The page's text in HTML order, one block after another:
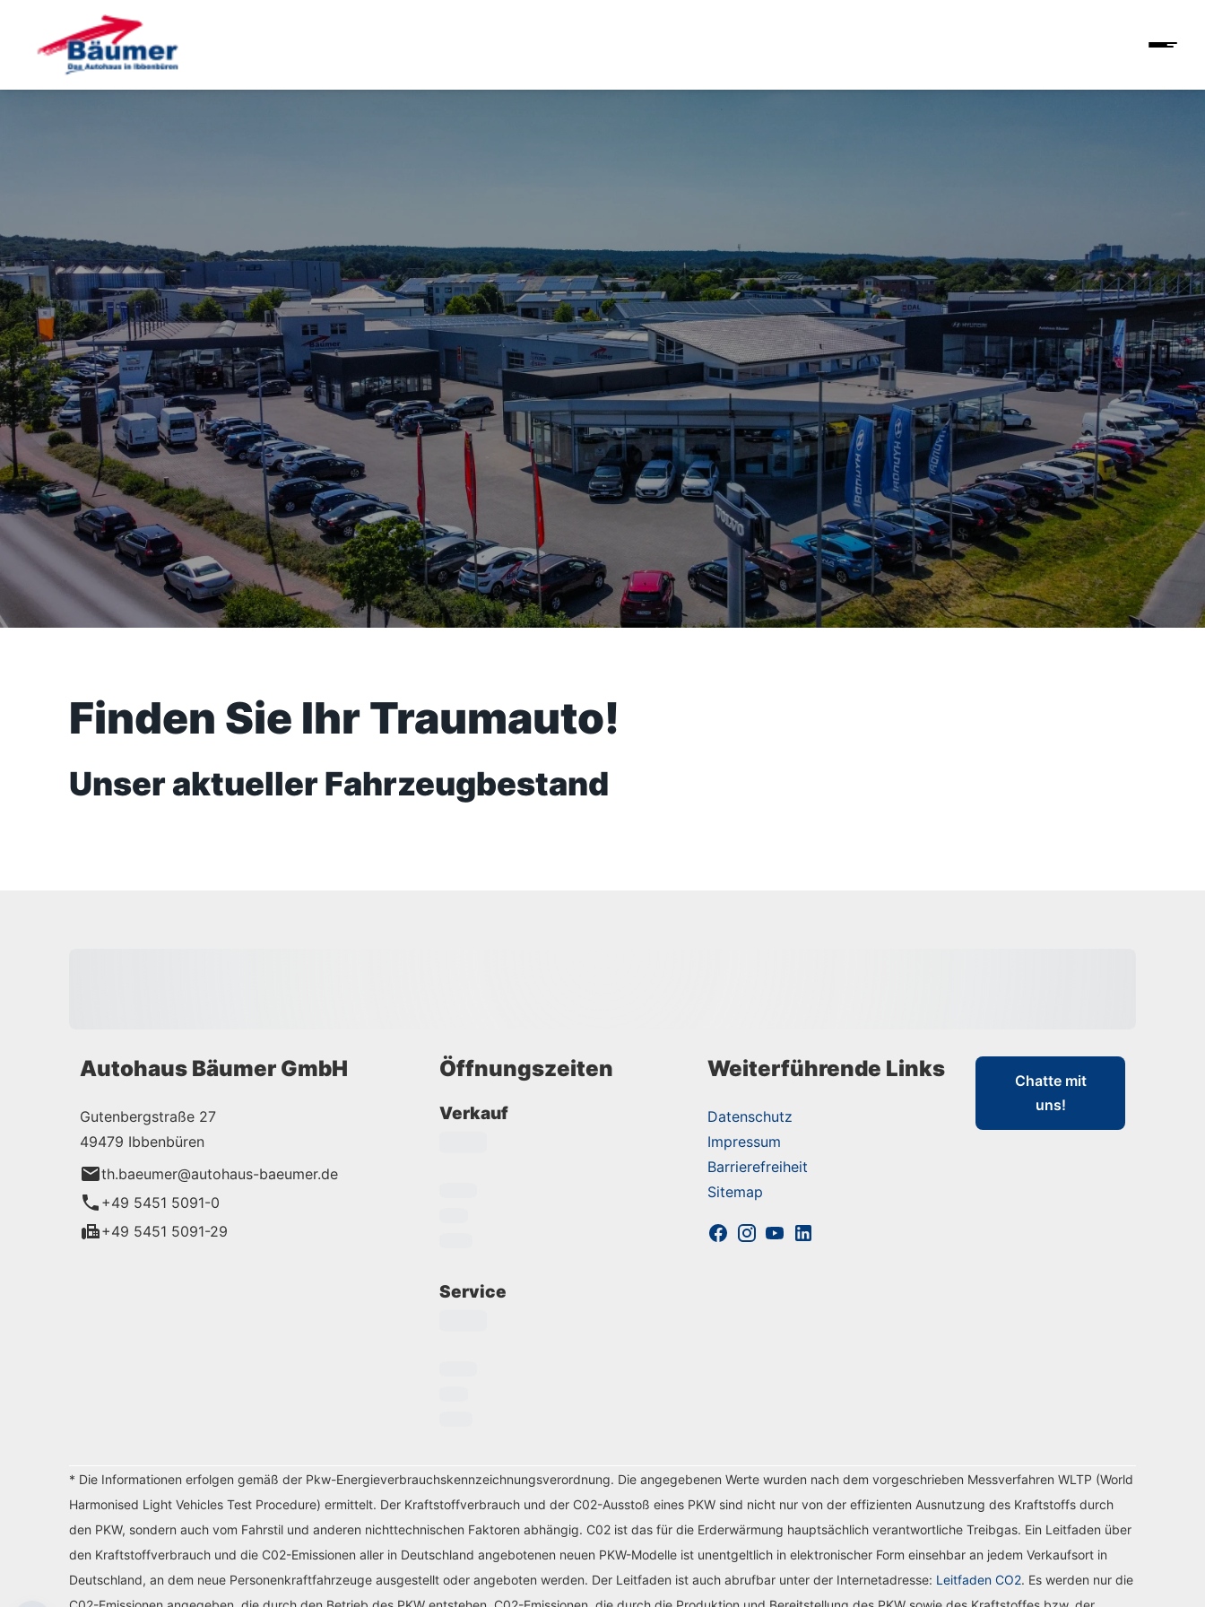
Finden Sie Ihr Traumauto!
Unser aktueller Fahrzeugbestand
Autohaus Bäumer GmbH
Gutenbergstraße 27
49479 Ibbenbüren
th.baeumer@autohaus-baeumer.de
+49 5451 5091-0
+49 5451 5091-29
Öffnungszeiten
Verkauf
Service
Weiterführende Links
Datenschutz
Impressum
Barrierefreiheit
Sitemap
Chatte mit
uns!
* Die Informationen erfolgen gemäß der Pkw-Energieverbrauchskennzeichnungsverordnung. Die angegebenen Werte wurden nach dem vorgeschrieben Messverfahren WLTP (World
Harmonised Light Vehicles Test Procedure) ermittelt. Der Kraftstoffverbrauch und der C02-Ausstoß eines PKW sind nicht nur von der effizienten Ausnutzung des Kraftstoffs durch
den PKW, sondern auch vom Fahrstil und anderen nichttechnischen Faktoren abhängig. C02 ist das für die Erderwärmung hauptsächlich verantwortliche Treibgas. Ein Leitfaden über
den Kraftstoffverbrauch und die C02-Emissionen aller in Deutschland angebotenen neuen PKW-Modelle ist unentgeltlich in elektronischer Form einsehbar an jedem Verkaufsort in
Deutschland, an dem neue Personenkraftfahrzeuge ausgestellt oder angeboten werden. Der Leitfaden ist auch abrufbar unter der Internetadresse: Leitfaden CO2. Es werden nur die